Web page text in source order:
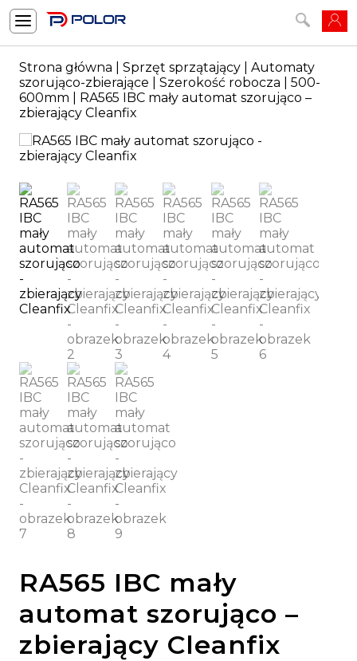
Strona główna Sprzęt sprzątający
Automaty
szorująco-zbierające
Szerokość robocza
500-
600mm | RA565 IBC mały automat szorująco –
zbierający Cleanfix
RA565 IBC mały
automat szorująco –
zbierający Cleanfix